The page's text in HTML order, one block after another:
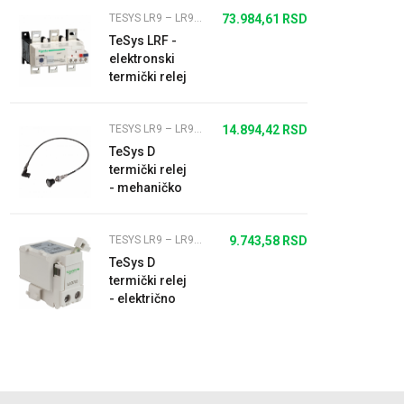
TESYS LR9 – LR9D / LR9D
TeSys LRF -
elektronski
termički relej
73.984,61 RSD
TESYS LR9 – LR9D / LR9D
TeSys D
termički relej
- mehaničko
14.894,42 RSD
TESYS LR9 – LR9D / LR9D
TeSys D
termički relej
- električno
9.743,58 RSD